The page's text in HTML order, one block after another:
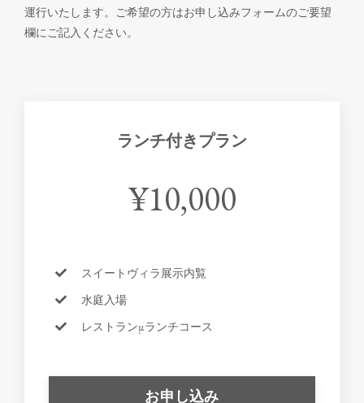
運行いたします。ご希望の方はお申し込みフォームのご要望
欄にご記入ください。
ランチ付きプラン
¥10,000
スイートヴィラ展示内覧
水庭入場
レストランμランチコース
お申し込み